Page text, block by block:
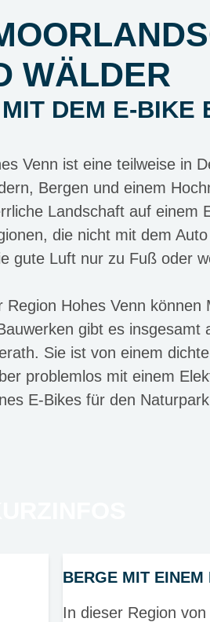
WÄLDER
DEM E-BIKE
Venn ist eine teilweise in
Bergen und einem
Landschaft auf einem
die nicht mit dem
gute Luft nur zu Fuß oder
Hohes Venn können
gibt es insgesamt
Sie ist von einem
problemlos mit einem
E-Bikes für den
BERGE MIT
In dieser Region